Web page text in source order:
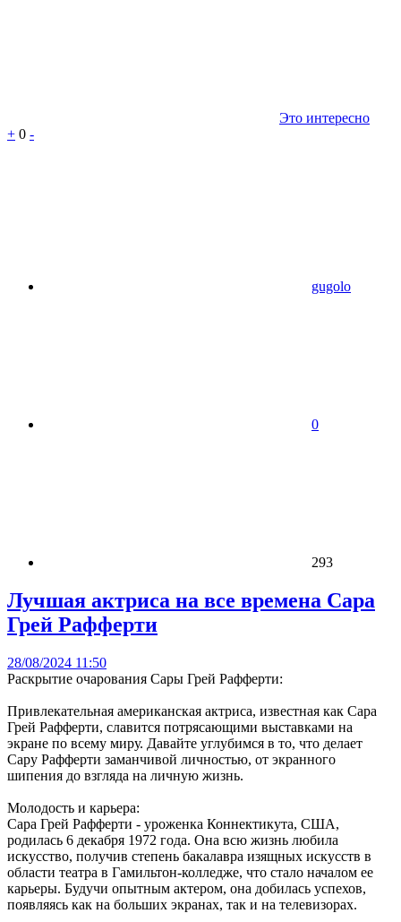
Это интересно
+ 0 -
gugolo
0
293
Лучшая актриса на все времена Сара
Грей Рафферти
28/08/2024 11:50
Раскрытие очарования Сары Грей Рафферти:
Привлекательная американская актриса, известная как Сара
Грей Рафферти, славится потрясающими выставками на
экране по всему миру. Давайте углубимся в то, что делает
Сару Рафферти заманчивой личностью, от экранного
шипения до взгляда на личную жизнь.
Молодость и карьера:
Сара Грей Рафферти - уроженка Коннектикута, США,
родилась 6 декабря 1972 года. Она всю жизнь любила
искусство, получив степень бакалавра изящных искусств в
области театра в Гамильтон-колледже, что стало началом ее
карьеры. Будучи опытным актером, она добилась успехов,
появляясь как на больших экранах, так и на телевизорах.